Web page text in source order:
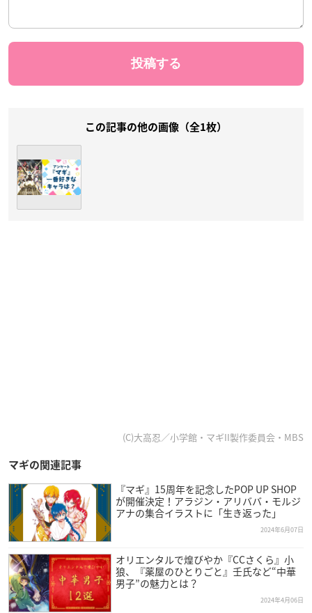
この記事の他の画像（全1枚）
(C)大高忍／小学館・マギII製作委員会・MBS
マギの関連記事
『マギ』15周年を記念したPOP UP SHOP
が開催決定！アラジン・アリババ・モルジ
アナの集合イラストに「生き返った」
2024年6月07日
オリエンタルで煌びやか『CCさくら』小
狼、『薬屋のひとりごと』壬氏など“中華
男子”の魅力とは？
2024年4月06日